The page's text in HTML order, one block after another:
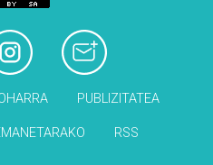
PUBLIZITATEA
RSS